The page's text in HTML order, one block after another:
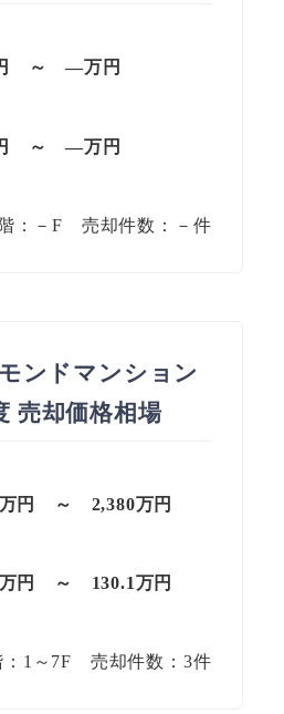
～ —万円
～ —万円
：－F 売却件数：－件
ンドマンション
売却価格相場
円 ～ 2,380万円
円 ～ 130.1万円
：1～7F 売却件数：3件